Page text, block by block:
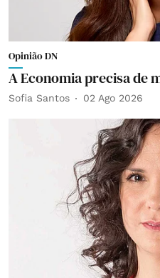
Opinião DN
A Economia precisa de
Sofia Santos 02 Ago 2026